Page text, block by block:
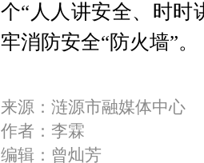
个“人人讲安全、时时
牢消防安全“防火墙”。
来源：涟源市融媒体中心
作者：李霖
编辑：曾灿芳